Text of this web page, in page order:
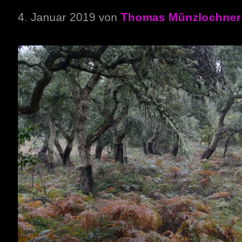
4. Januar 2019 vonThomas Münzlochner